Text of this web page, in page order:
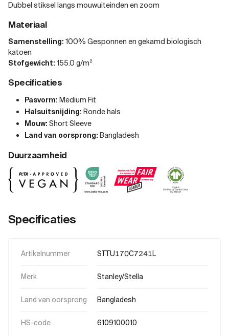
Dubbel stiksel langs mouwuiteinden en zoom
Materiaal
Samenstelling: 100% Gesponnen en gekamd biologisch
katoen
Stofgewicht: 155.0 g/m²
Specificaties
Pasvorm: Medium Fit
Halsuitsnijding: Ronde hals
Mouw: Short Sleeve
Land van oorsprong: Bangladesh
Duurzaamheid
Specificaties
Artikelnummer STTU170C7241L
Merk Stanley/Stella
Land van oorsprong Bangladesh
HS-code 6109100010